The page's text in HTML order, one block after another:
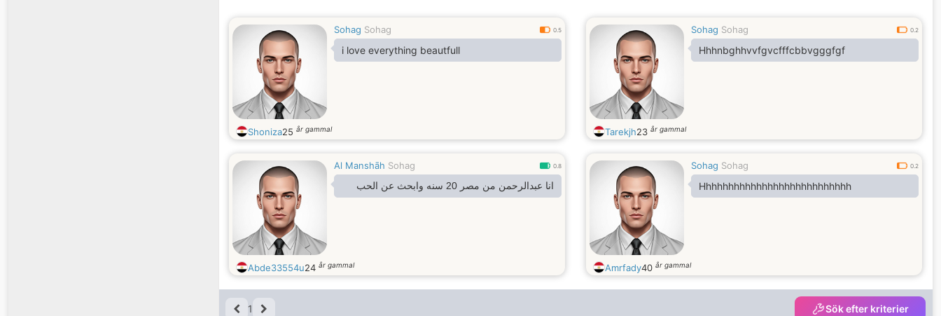
Sohag Sohag 0.5
i love everything beautfull
Shoniza25 år gammal
Sohag Sohag 0.2
Hhhnbghhvvfgvcfffcbbvgggfgf
Tarekjh23 år gammal
Al Manshāh Sohag 0.8
انا عبدالرحمن من مصر 20 سنه وابحث عن الحب
Abde33554u24 år gammal
Sohag Sohag 0.2
Hhhhhhhhhhhhhhhhhhhhhhhhhhh
Amrfady40 år gammal
1 Sök efter kriterier